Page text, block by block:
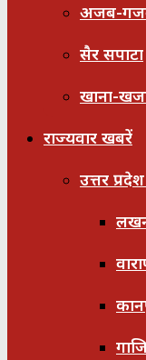
अजब-
सैर सपाटा
खाना-
राज्यवार खबरें
उत्तर